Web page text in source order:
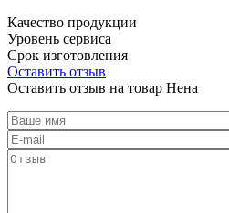
Качество продукции
Уровень сервиса
Срок изготовления
Оставить отзыв
Оставить отзыв на товар Нена